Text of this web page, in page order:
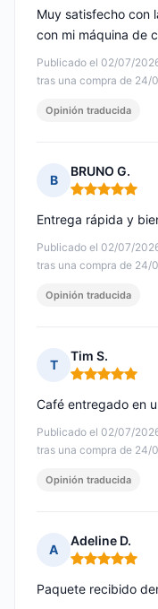
Publicado el 02/07/
tras una compra de 24/
Muy satisfecho con
con mi máquina de
Opinión traducida
B
BRUNO G.
Nota: 5 de 5
Publicado el 02/07/
tras una compra de 24/
Entrega rápida y
Opinión traducida
T
Tim S.
Nota: 5 de 5
Publicado el 02/07/
tras una compra de 24/
Café entregado en
Opinión traducida
A
Adeline D.
Nota: 5 de 5
Paquete recibido